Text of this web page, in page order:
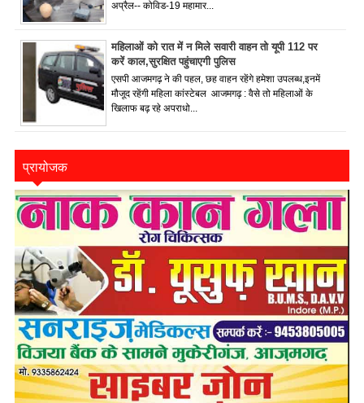
अप्रैल-- कोविड-19 महामार...
महिलाओं को रात में न मिले सवारी वाहन तो यूपी 112 पर
करें काल,सुरक्षित पहुंचाएगी पुलिस
एसपी आजमगढ़ ने की पहल, छह वाहन रहेंगे हमेशा उपलब्ध,इनमें
मौजूद रहेंगी महिला कांस्टेबल आजमगढ़ : वैसे तो महिलाओं के
खिलाफ बढ़ रहे अपराधो...
प्रायोजक